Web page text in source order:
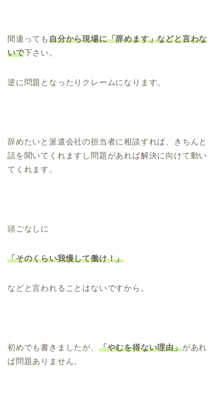
間違っても自分から現場に「辞めます」などと言わな
いで下さい。
逆に問題となったりクレームになります。
辞めたいと派遣会社の担当者に相談すれば、きちんと
話を聞いてくれますし問題があれば解決に向けて動い
てくれます。
頭ごなしに
「そのくらい我慢して働け！」
などと言われることはないですから。
初めでも書きましたが、 「やむを得ない理由」があれ
ば問題ありません。